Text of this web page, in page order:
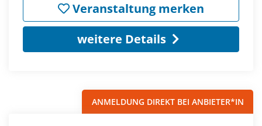
Veranstaltung merken
weitere Details
ANMELDUNG DIREKT BEI ANBIETER*IN